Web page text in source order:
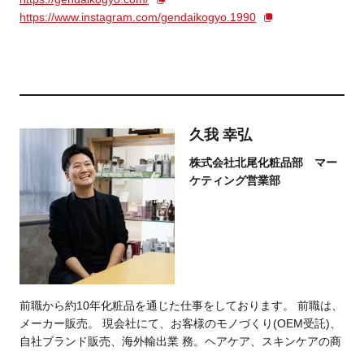
https://www.instagram.com/gendaikogyo.1990
久我 幸弘
株式会社北尾化粧品部 マー
ケティング営業部
前職から約10年化粧品を通じた仕事をしております。 前職は、
メーカー販売。 現会社にて、お客様のモノづくり(OEM受託)、
自社ブランド販売、海外輸出業 務。ヘアケア、スキンケアの商